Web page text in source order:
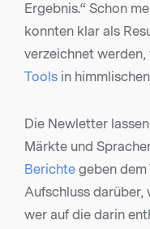
Ergebnis.“ Schon
konnten klar als
verzeichnet werden,
Tools in
Die Newletter
Märkte und
Berichte geben dem
Aufschluss darüber,
wer auf die darin